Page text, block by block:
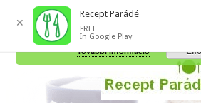
A honlap további használatához a sütik
További információ
✕
Recept Parádé
FREE
In Google Play